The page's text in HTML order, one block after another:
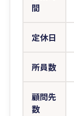
間
定休日
所員数
顧問先
数